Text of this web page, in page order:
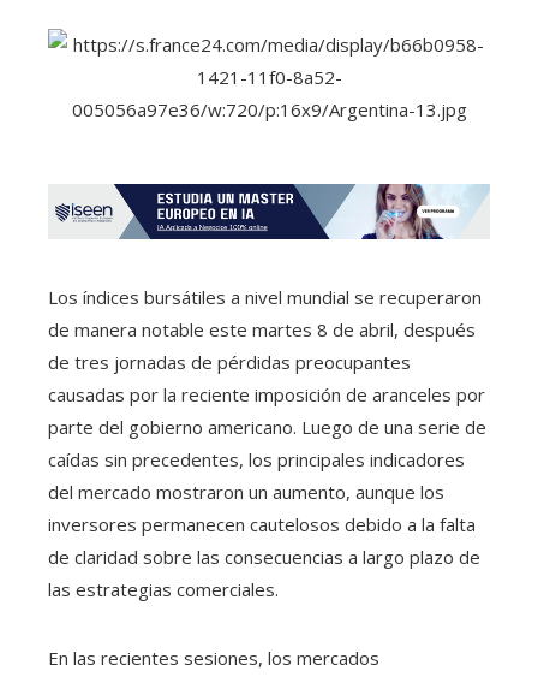
Los índices bursátiles a nivel mundial se recuperaron
de manera notable este martes 8 de abril, después
de tres jornadas de pérdidas preocupantes
causadas por la reciente imposición de aranceles por
parte del gobierno americano. Luego de una serie de
caídas sin precedentes, los principales indicadores
del mercado mostraron un aumento, aunque los
inversores permanecen cautelosos debido a la falta
de claridad sobre las consecuencias a largo plazo de
las estrategias comerciales.
En las recientes sesiones, los mercados